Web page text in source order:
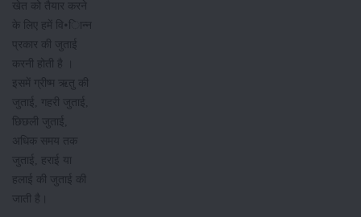
खेत को तैयार करने
के लिए हमें वि•िान्न
प्रकार की जुताई
करनी होती है ।
इसमें ग्रीष्म ऋतु की
जुताई, गहरी जुताई,
छिछली जुताई,
अधिक समय तक
जुताई, हराई या
हलाई की जुताई की
जाती है।